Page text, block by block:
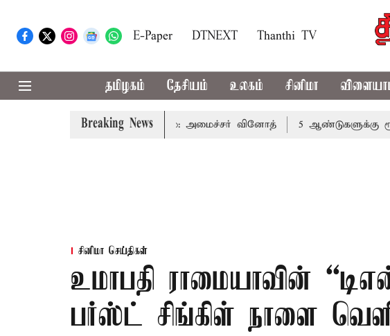
E-Paper DTNEXT Thanthi TV
தமிழகம் தேசியம் உலகம் சினிமா
Breaking News
தவிர்க்க வேண்டும்: அமைச்சர் வினோத் 5 ஆண்டுகளுக்கு ரூ.600
சினிமா செய்திகள்
உமாபதி ராமையாவின்
பர்ஸ்ட் சிங்கிள் நாளை